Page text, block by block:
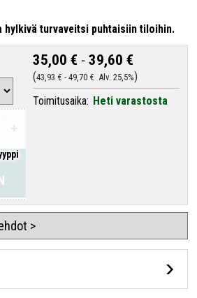
hylkivä turvaveitsi puhtaisiin tiloihin.
35,00 € -39,60 €
43,93 € -49,70 € Alv. 25,5%
Toimitusaika: Heti varastosta
>